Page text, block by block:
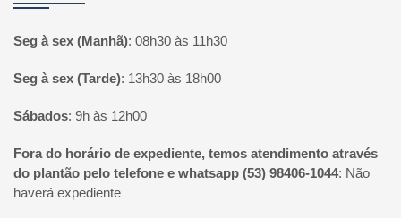
Seg à sex (Manhã): 08h30 às 11h30
Seg à sex (Tarde): 13h30 às 18h00
Sábados: 9h às 12h00
Fora do horário de expediente, temos atendimento através
do plantão pelo telefone e whatsapp (53) 98406-1044: Não
haverá expediente